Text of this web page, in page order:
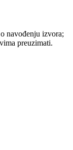
navođenju izvora;
preuzimati.